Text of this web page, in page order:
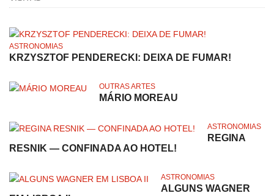
ASTRONOMIAS
KRZYSZTOF PENDERECKI: DEIXA DE FUMAR!
OUTRAS ARTES
MÁRIO MOREAU
ASTRONOMIAS
REGINA
RESNIK — CONFINADA AO HOTEL!
ASTRONOMIAS
ALGUNS WAGNER